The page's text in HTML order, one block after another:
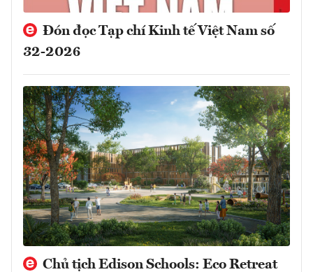
Đón đọc Tạp chí Kinh tế Việt Nam số
32-2026
Chủ tịch Edison Schools: Eco Retreat